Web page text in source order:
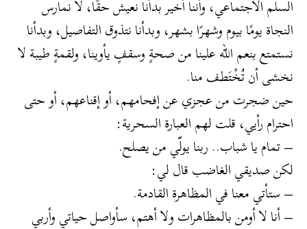
السلم الاجتماعي، وأننا أخير بدأنا نعيش حقًا، لا نمارس
النجاة يومًا بيوم وشهرًا بشهر، وبدأنا نتذوق التفاصيل، وبدأنا
نستمتع بنعم الله علينا من صحةٍ وسقفٍ يأوينا، ولقمةٍ طيبة لا
نخشى أن تُخْتَطف منا.
حين ضجرت من عجزي عن إفحامهم، أو إقناعهم، أو حتى
احترام رأيي، قلت لهم العبارة السحرية:
– تمام يا شباب.. ربنا يولّي من يصلح.
لكن صديقي الغاضب قال لي:
– ستأتي معنا في المظاهرة القادمة.
– أنا لا أومن بالمظاهرات ولا أهتم، سأواصل حياتي وأربي